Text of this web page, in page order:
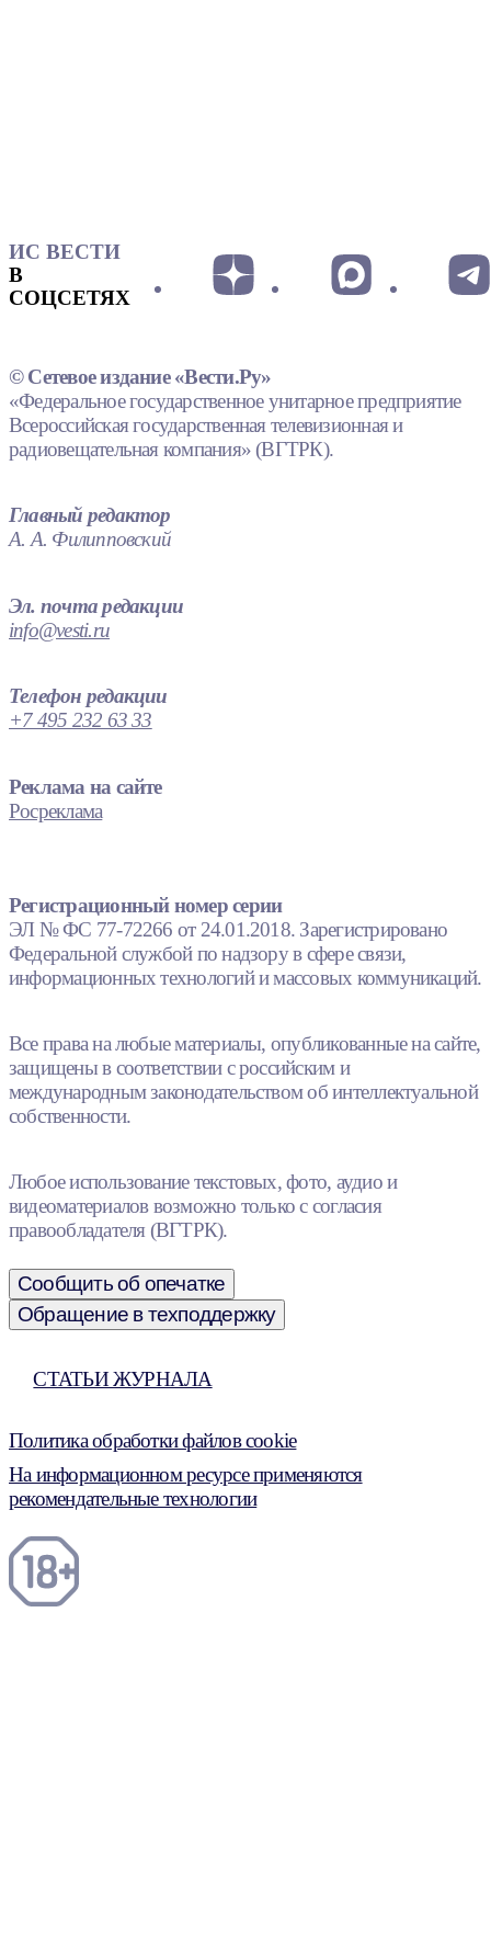
ИС ВЕСТИ
В
СОЦСЕТЯХ
© Сетевое издание «Вести.Ру»
«Федеральное государственное унитарное предприятие
Всероссийская государственная телевизионная и
радиовещательная компания» (ВГТРК).
Главный редактор
А. А. Филипповский
Эл. почта редакции
info@vesti.ru
Телефон редакции
+7 495 232 63 33
Реклама на сайте
Росреклама
Регистрационный номер серии
ЭЛ № ФС 77-72266 от 24.01.2018. Зарегистрировано
Федеральной службой по надзору в сфере связи,
информационных технологий и массовых коммуникаций.
Все права на любые материалы, опубликованные на сайте,
защищены в соответствии с российским и
международным законодательством об интеллектуальной
собственности.
Любое использование текстовых, фото, аудио и
видеоматериалов возможно только с согласия
правообладателя (ВГТРК).
Сообщить об опечатке
Обращение в техподдержку
СТАТЬИ ЖУРНАЛА
Политика обработки файлов cookie
На информационном ресурсе применяются
рекомендательные технологии